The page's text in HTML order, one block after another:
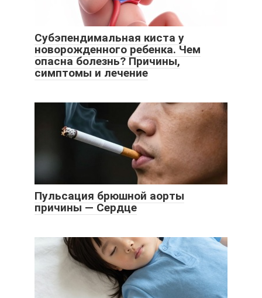
Субэпендимальная киста у
новорожденного ребенка. Чем
опасна болезнь? Причины,
симптомы и лечение
Пульсация брюшной аорты
причины — Сердце